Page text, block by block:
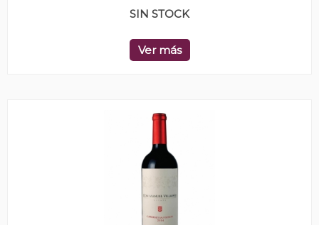
SIN STOCK
Ver más